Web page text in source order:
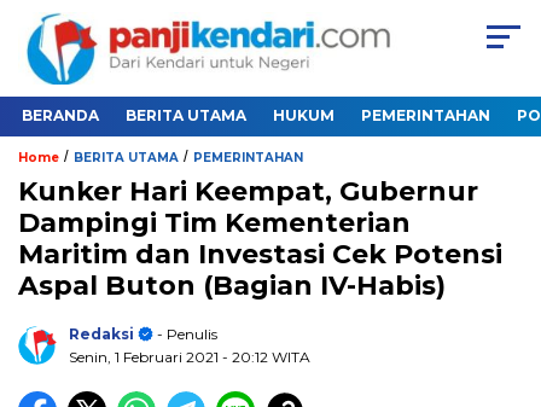
BERANDA BERITA UTAMA HUKUM PEMERINTAHAN
Home / BERITA UTAMA / PEMERINTAHAN
Kunker Hari Keempat, Gubernur
Dampingi Tim Kementerian
Maritim dan Investasi Cek Potensi
Aspal Buton (Bagian IV-Habis)
Redaksi
- Penulis
Senin, 1 Februari 2021 - 20:12 WITA